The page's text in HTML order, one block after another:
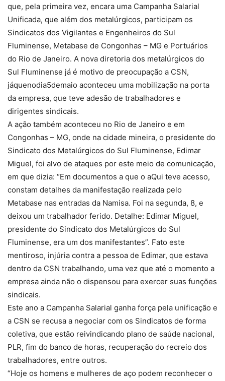
que, pela primeira vez, encara uma Campanha Salarial
Unificada, que além dos metalúrgicos, participam os
Sindicatos dos Vigilantes e Engenheiros do Sul
Fluminense, Metabase de Congonhas – MG e Portuários
do Rio de Janeiro. A nova diretoria dos metalúrgicos do
Sul Fluminense já é motivo de preocupação a CSN,
jáquenodia5demaio aconteceu uma mobilização na porta
da empresa, que teve adesão de trabalhadores e
dirigentes sindicais.
A ação também aconteceu no Rio de Janeiro e em
Congonhas – MG, onde na cidade mineira, o presidente do
Sindicato dos Metalúrgicos do Sul Fluminense, Edimar
Miguel, foi alvo de ataques por este meio de comunicação,
em que dizia: “Em documentos a que o aQui teve acesso,
constam detalhes da manifestação realizada pelo
Metabase nas entradas da Namisa. Foi na segunda, 8, e
deixou um trabalhador ferido. Detalhe: Edimar Miguel,
presidente do Sindicato dos Metalúrgicos do Sul
Fluminense, era um dos manifestantes”. Fato este
mentiroso, injúria contra a pessoa de Edimar, que estava
dentro da CSN trabalhando, uma vez que até o momento a
empresa ainda não o dispensou para exercer suas funções
sindicais.
Este ano a Campanha Salarial ganha força pela unificação e
a CSN se recusa a negociar com os Sindicatos de forma
coletiva, que estão reivindicando plano de saúde nacional,
PLR, fim do banco de horas, recuperação do recreio dos
trabalhadores, entre outros.
“Hoje os homens e mulheres de aço podem reconhecer o